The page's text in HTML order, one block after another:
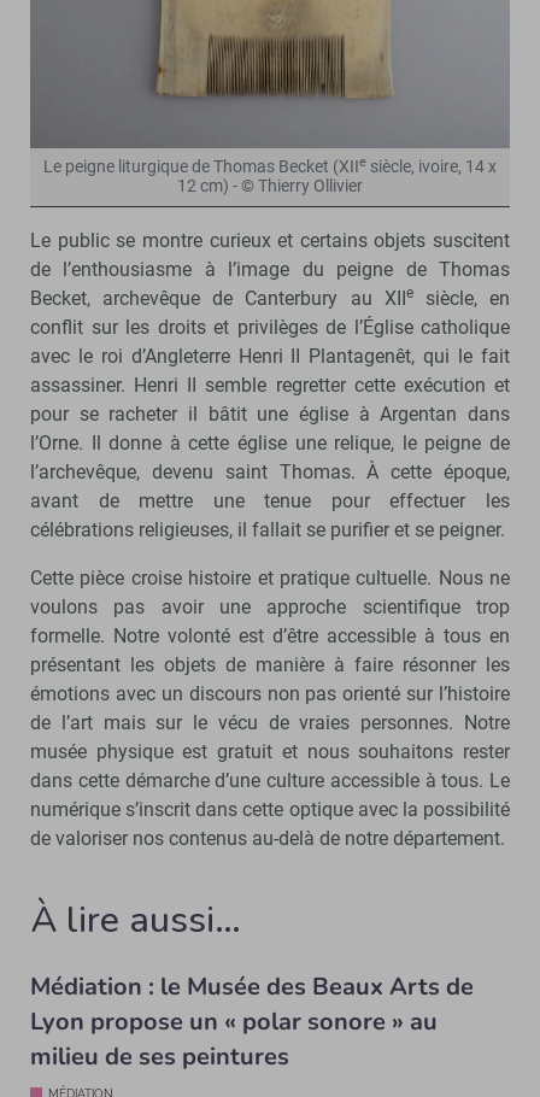
Le peigne liturgique de Thomas Becket (XIIe siècle, ivoire, 14 x
12 cm) - © Thierry Ollivier
Le public se montre curieux et certains objets suscitent
de l’enthousiasme à l’image du peigne de Thomas
Becket, archevêque de Canterbury au XIIesiècle, en
conflit sur les droits et privilèges de l’Église catholique
avec le roi d’Angleterre Henri II Plantagenêt, qui le fait
assassiner. Henri II semble regretter cette exécution et
pour se racheter il bâtit une église à Argentan dans
l’Orne. Il donne à cette église une relique, le peigne de
l’archevêque, devenu saint Thomas. À cette époque,
avant de mettre une tenue pour effectuer les
célébrations religieuses, il fallait se purifier et se peigner.
Cette pièce croise histoire et pratique cultuelle. Nous ne
voulons pas avoir une approche scientifique trop
formelle. Notre volonté est d’être accessible à tous en
présentant les objets de manière à faire résonner les
émotions avec un discours non pas orienté sur l’histoire
de l’art mais sur le vécu de vraies personnes. Notre
musée physique est gratuit et nous souhaitons rester
dans cette démarche d’une culture accessible à tous. Le
numérique s’inscrit dans cette optique avec la possibilité
de valoriser nos contenus au-delà de notre département.
À lire aussi…
Médiation : le Musée des Beaux Arts de
Lyon propose un « polar sonore » au
milieu de ses peintures
MÉDIATION